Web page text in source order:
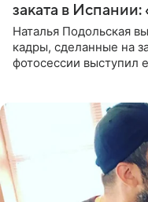
заката в
Наталья Подольская
кадры, сделанные на
фотосессии